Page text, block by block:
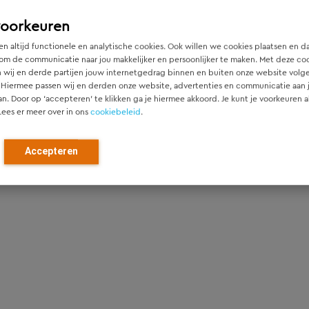
altijd functionele en analytische cookies. Ook willen we cookies plaatsen en
de communicatie naar jou makkelijker en persoonlijker te maken. Met deze
wij en derde partijen jouw internetgedrag binnen en buiten onze website
passen wij en derden onze website, advertenties en communicatie aan
Door op ‘accepteren’ te klikken ga je hiermee akkoord. Je kunt je voorkeuren
er meer over in onscookiebeleid.
Accepteren
en participatie